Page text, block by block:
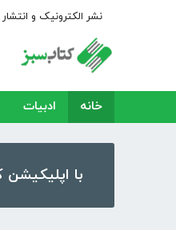
نشر الکترونیک و
خانه ادبیات
با اپلیکیشن کتابراه، بیش از ۵۰،۰۰۰ کتاب،